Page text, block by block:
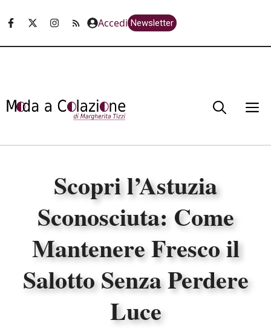
Accedi Newsletter
Scopri l’Astuzia
Sconosciuta: Come
Mantenere Fresco il
Salotto Senza Perdere
Luce